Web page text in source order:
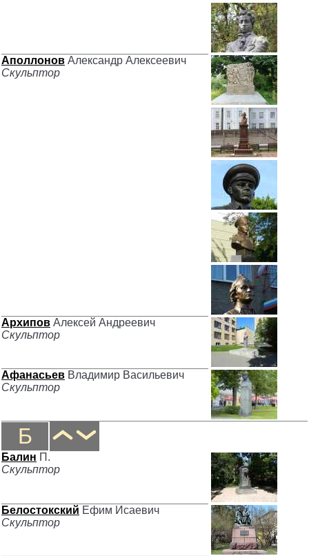
Аполлонов Александр Алексеевич
Скульптор
Архипов Алексей Андреевич
Скульптор
Афанасьев Владимир Васильевич
Скульптор
Б
Балин П.
Скульптор
Белостокский Ефим Исаевич
Скульптор